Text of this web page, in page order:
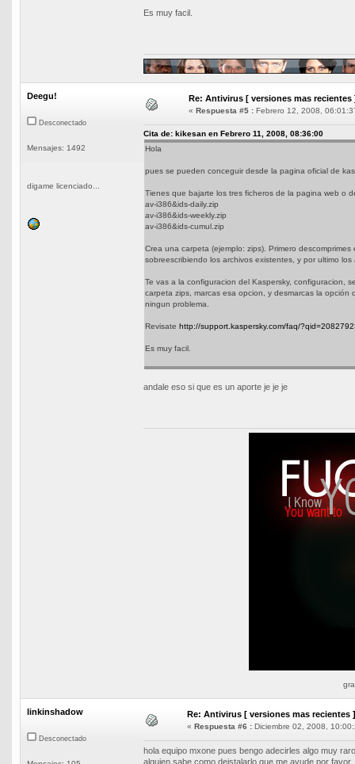
Es muy facil.
Deegu!
Desconectado
Mensajes: 1492
digame licenciado...
Re: Antivirus [ versiones mas recientes
« Respuesta #5 : Febrero 12, 2008,
Cita de: kikesan en Febrero 11, 2008, 08:36:00
Hola
pues se pueden conceguir desde la pagina oficial de
Tienes que bajarte los tres ficheros de la pagina web o
av-i386&ids-daily.zip
av-i386&ids-weekly.zip
av-i386&ids-cumul.zip
Crea una carpeta (ejemplo: zips). Primero
sobreescribiendo los archivos existentes, y por ultimo los
Te vas a la configuracion del Kaspersky, configuracion,
carpeta zips, marcas esa opcion, y desmarcas la
ningun problema.
Revisate http://support.kaspersky.com/faq/
Es muy facil.
andale eso si que es un aporte je je je
linkinshadow
Desconectado
Re: Antivirus [ versiones mas recientes ]
« Respuesta #6 : Diciembre 02, 2008,
hola equipo mxone pues bengo adecirles algo muy
alguien sabe como deistalarlo que me ayude por favor